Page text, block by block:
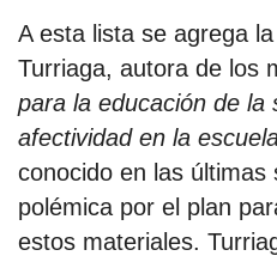
A esta lista se agrega
Turriaga, autora de los
para la educación de la
afectividad en la
conocido en las
polémica por el plan
estos materiales.